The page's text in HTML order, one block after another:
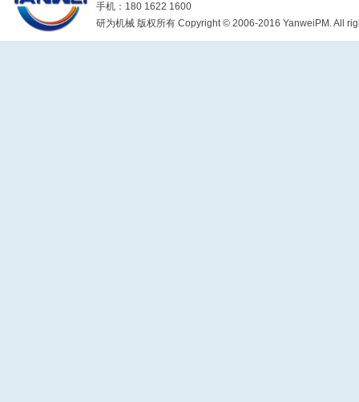
手机：180 1622 1600
研为机械 版权所有 Copyright © 2006-2016 YanweiPM. All